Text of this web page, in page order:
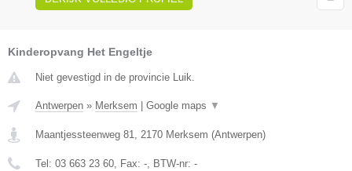
Kinderopvang Het Engeltje
Niet gevestigd in de provincie Luik.
Antwerpen » Merksem Google maps ▼
Maantjessteenweg 81, 2170 Merksem (Antwerpen)
Tel: 03 663 23 60, Fax: -, BTW-nr: -